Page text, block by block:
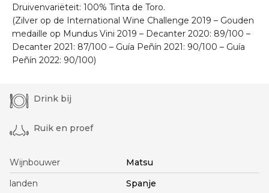
Drink bij
Ruik en proef
Wijnbouwer
Matsu
landen
Spanje
Druivenvariëteit: 100% Tinta de Toro.
(Zilver op de International Wine Challenge 2019 – Gouden
medaille op Mundus Vini 2019 – Decanter 2020: 89/100 –
Decanter 2021: 87/100 – Guía Peñín 2021: 90/100 – Guía
Peñín 2022: 90/100)